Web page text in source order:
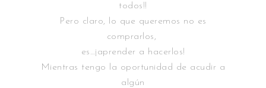
todos!!
Pero claro, lo que queremos no es
comprarlos,
es…¡aprender a hacerlos!
Mientras tengo la oportunidad de acudir a
algún